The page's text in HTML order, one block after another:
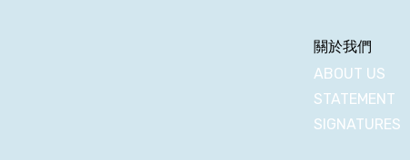
關於我們
ABOUT US
STATEMENT
SIGNATURES